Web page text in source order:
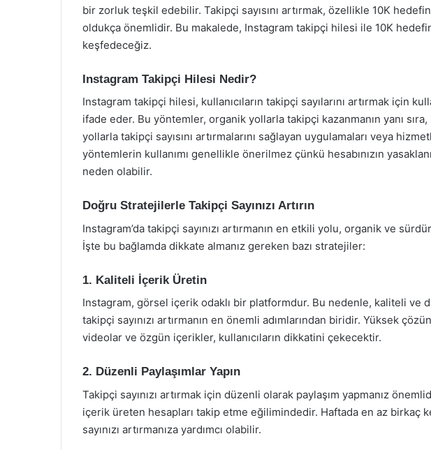
bir zorluk teşkil edebilir. Takipçi sayısını artırmak, özellikle 10K
oldukça önemlidir. Bu makalede, Instagram takipçi hilesi ile 10K
keşfedeceğiz.
Instagram Takipçi Hilesi Nedir?
Instagram takipçi hilesi, kullanıcıların takipçi sayılarını artırmak için
ifade eder. Bu yöntemler, organik yollarla takipçi kazanmanın yanı sıra,
yollarla takipçi sayısını artırmalarını sağlayan uygulamaları veya
yöntemlerin kullanımı genellikle önerilmez çünkü hesabınızın
neden olabilir.
Doğru Stratejilerle Takipçi Sayınızı Artırın
Instagram’da takipçi sayınızı artırmanın en etkili yolu, organik ve
İşte bu bağlamda dikkate almanız gereken bazı stratejiler:
1. Kaliteli İçerik Üretin
Instagram, görsel içerik odaklı bir platformdur. Bu nedenle, kaliteli ve
takipçi sayınızı artırmanın en önemli adımlarından biridir. Yüksek
videolar ve özgün içerikler, kullanıcıların dikkatini çekecektir.
2. Düzenli Paylaşımlar Yapın
Takipçi sayınızı artırmak için düzenli olarak paylaşım yapmanız
içerik üreten hesapları takip etme eğilimindedir. Haftada en az birkaç
sayınızı artırmanıza yardımcı olabilir.